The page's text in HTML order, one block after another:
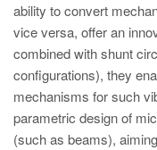
ability to convert
vice versa, offer an
combined with shunt
configurations), they
mechanisms for such
parametric design of
(such as beams),